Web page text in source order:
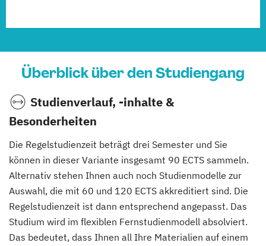
Überblick über den Studiengang
Studienverlauf, -inhalte &
Besonderheiten
Die Regelstudienzeit beträgt drei Semester und Sie
können in dieser Variante insgesamt 90 ECTS sammeln.
Alternativ stehen Ihnen auch noch Studienmodelle zur
Auswahl, die mit 60 und 120 ECTS akkreditiert sind. Die
Regelstudienzeit ist dann entsprechend angepasst. Das
Studium wird im flexiblen Fernstudienmodell absolviert.
Das bedeutet, dass Ihnen all Ihre Materialien auf einem